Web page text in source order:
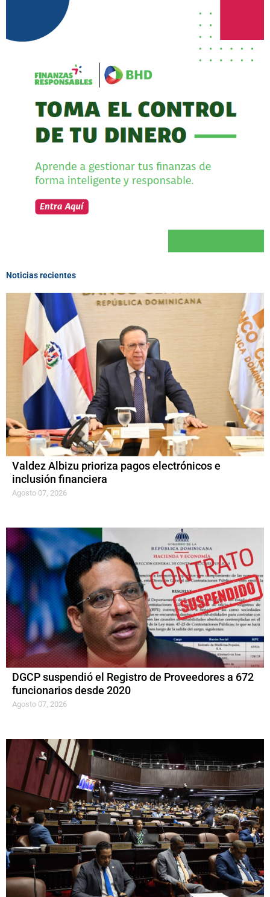
Noticias recientes
Valdez Albizu prioriza pagos electrónicos e
inclusión financiera
Agosto 07, 2026
DGCP suspendió el Registro de Proveedores a 672
funcionarios desde 2020
Agosto 07, 2026